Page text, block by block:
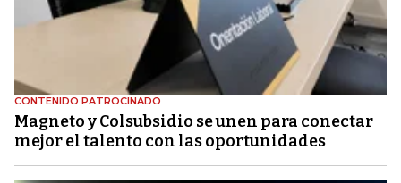
CONTENIDO PATROCINADO
Magneto y Colsubsidio se unen para conectar
mejor el talento con las oportunidades